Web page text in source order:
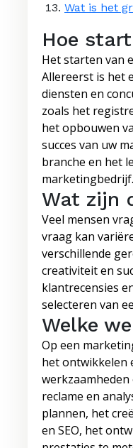
Wat is het
Hoe
Het starten van
Allereerst is het
diensten en
zoals het
het opbouwen
succes van uw
branche en het
marketingbedrijf.
Wat zijn
Veel mensen
vraag kan
verschillende
creativiteit en
klantrecensies
selecteren van
Welke
Op een
het ontwikkelen
reclame en
plannen, het
en SEO, het